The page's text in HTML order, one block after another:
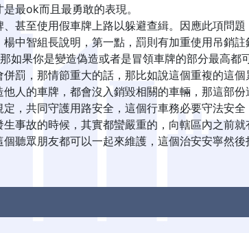
最ok而且最勇敢的表現。
甚至使用假車牌上路以躲避查緝。因應此項問
中智組長說明，第一點，罰則有加重使用吊銷
果你是變造偽造或者是冒領車牌的部分最高
罰，那情節重大的話，那比如說這個重複的這
人的車牌，都會沒入銷毀相關的車輛，那這部份
，共同守護用路安全，這個行車務必要守法安
事故的時候，其實都蠻嚴重的，向轄區內之前
聽眾朋友都可以一起來維護，這個治安安寧然後